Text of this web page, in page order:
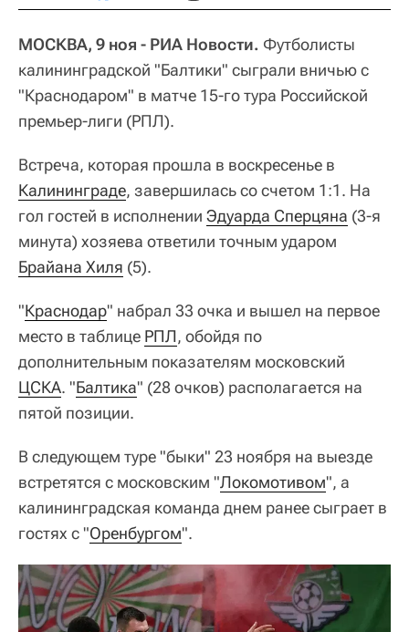
МОСКВА, 9 ноя - РИА Новости. Футболисты
калининградской "Балтики" сыграли вничью с
"Краснодаром" в матче 15-го тура Российской
премьер-лиги (РПЛ).
Встреча, которая прошла в воскресенье в
Калининграде, завершилась со счетом 1:1. На
гол гостей в исполнении Эдуарда Сперцяна (3-я
минута) хозяева ответили точным ударом
Брайана Хиля (5).
"Краснодар" набрал 33 очка и вышел на первое
место в таблице РПЛ, обойдя по
дополнительным показателям московский
ЦСКА. "Балтика" (28 очков) располагается на
пятой позиции.
В следующем туре "быки" 23 ноября на выезде
встретятся с московским "Локомотивом", а
калининградская команда днем ранее сыграет в
гостях с "Оренбургом".